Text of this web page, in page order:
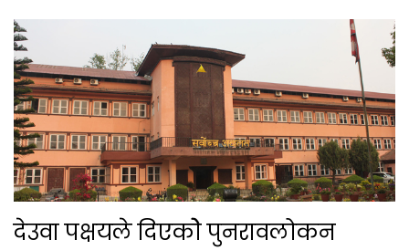
देउवा पक्षयले दिएकोे पुनरावलोकन